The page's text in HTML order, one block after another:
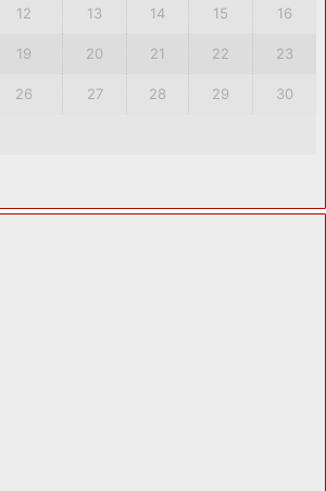
12 13 14 15 16
19 20 21 22 23
26 27 28 29 30